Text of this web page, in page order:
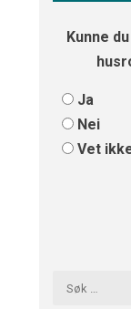
Kunne
Ja
Nei
Vet